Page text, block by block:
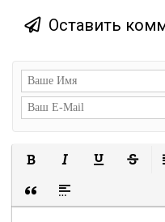
Оставить
Вставка цитаты
Вставка